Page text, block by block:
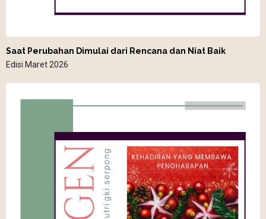
Saat Perubahan Dimulai dari Rencana dan Niat Baik
Edisi Maret 2026